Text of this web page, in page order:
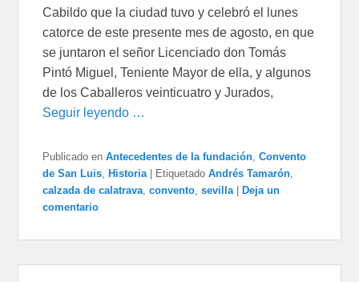
Cabildo que la ciudad tuvo y celebró el lunes
catorce de este presente mes de agosto, en que
se juntaron el señor Licenciado don Tomás
Pintó Miguel, Teniente Mayor de ella, y algunos
de los Caballeros veinticuatro y Jurados,
Seguir leyendo …
Publicado en Antecedentes de la fundación ,Convento
de San Luis
Historia Etiquetado Andrés Tamarón
calzada de calatrava ,convento ,sevilla
Deja un
comentario